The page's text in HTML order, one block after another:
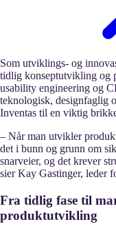
Som utviklings- og
tidlig konseptutvikling og
usability engineering og
teknologisk, designfaglig
Inventas til en viktig
– Når man utvikler
det i bunn og grunn om
snarveier, og det krever
sier Kay Gastinger, leder
Fra tidlig fase til
produktutvikling